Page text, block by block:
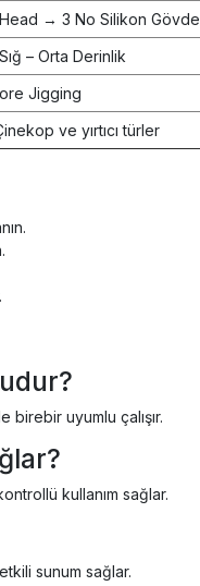
→ 3 No Silikon Gövde
Sığ – Orta Derinlik
Jigging
ve yırtıcı türler
birebir uyumlu çalışır.
kullanım sağlar.
sunum sağlar.